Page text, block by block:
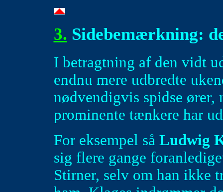
3. Sidebemærkning:
I betragtning af den vidt
endnu mere udbredte
nødvendigvis spidse ører,
prominente tænkere har
For eksempel så Ludwig
sig flere gange
Stirner, selv om han ikke